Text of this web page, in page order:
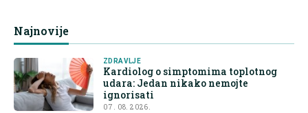
Najnovije
ZDRAVLJE
Kardiolog o simptomima toplotnog
udara: Jedan nikako nemojte
ignorisati
07. 08. 2026.